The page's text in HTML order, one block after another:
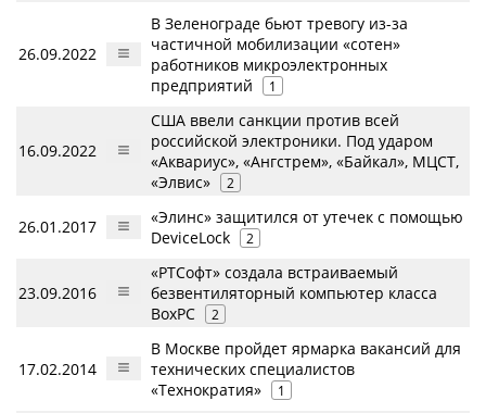
26.09.2022
В Зеленограде бьют тревогу из-за
частичной мобилизации «сотен»
работников микроэлектронных
предприятий
1
16.09.2022
США ввели санкции против всей
российской электроники. Под ударом
«Аквариус», «Ангстрем», «Байкал», МЦСТ,
«Элвис»
2
26.01.2017
«Элинс» защитился от утечек с помощью
DeviceLock
2
23.09.2016
«РТСофт» создала встраиваемый
безвентиляторный компьютер класса
BoxPC
2
17.02.2014
В Москве пройдет ярмарка вакансий для
технических специалистов
«Технократия»
1